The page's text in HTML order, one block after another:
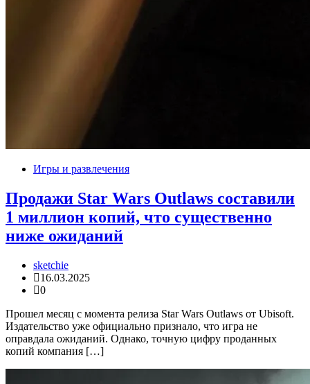
Игры и развлечения
Продажи Star Wars Outlaws составили
1 миллион копий, что существенно
ниже ожиданий
sketchie
16.03.2025
0
Прошел месяц с момента релиза Star Wars Outlaws от Ubisoft.
Издательство уже официально признало, что игра не
оправдала ожиданий. Однако, точную цифру проданных
копий компания […]